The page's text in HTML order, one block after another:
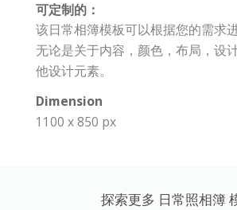
可定制的：
该日常相簿模板可以根据您的需求
无论是关于内容，颜色，布局，设
他设计元素。
Dimension
1100 x 850 px
探索更多 日常照相簿